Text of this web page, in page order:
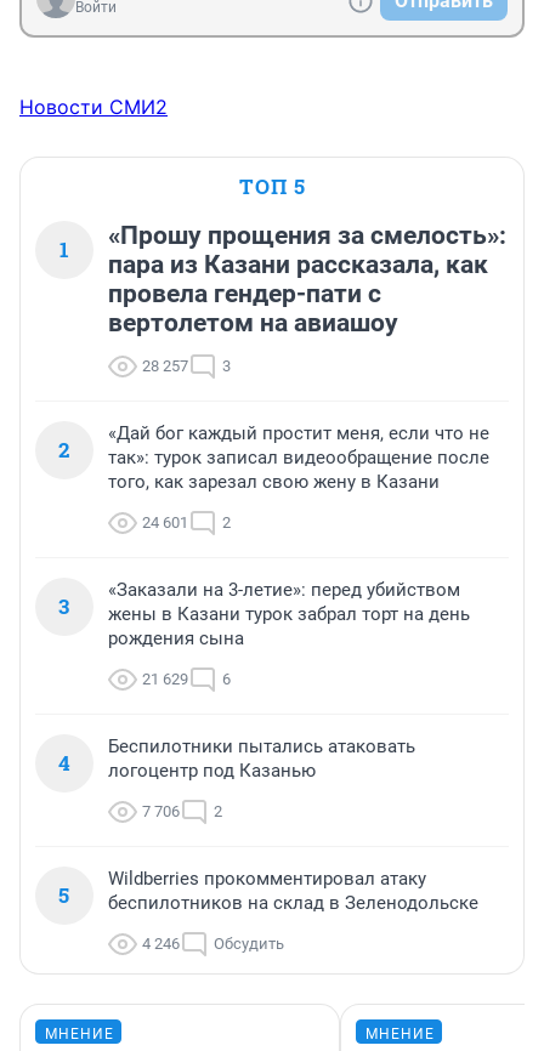
Войти
Новости СМИ2
ТОП 5
1
«Прошу прощения за смелость»:
пара из Казани рассказала, как
провела гендер-пати с
вертолетом на авиашоу
28 257 3
2
«Дай бог каждый простит меня, если что не
так»: турок записал видеообращение после
того, как зарезал свою жену в Казани
24 601 2
3
«Заказали на 3-летие»: перед убийством
жены в Казани турок забрал торт на день
рождения сына
21 629 6
4
Беспилотники пытались атаковать
логоцентр под Казанью
7 706 2
5
Wildberries прокомментировал атаку
беспилотников на склад в Зеленодольске
4 246 Обсудить
МНЕНИЕ МНЕНИЕ